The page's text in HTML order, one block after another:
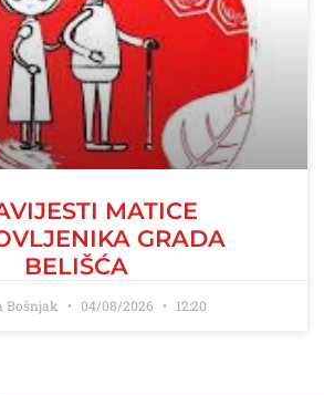
MATICE
GRADA
BELIŠĆA
Bošnjak 04/08/2026 12:20